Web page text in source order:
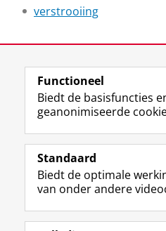
verstrooiing
View this page in:English
Volg de RUG
Studiekiezers
Functioneel
Biedt de basisfuncties
geanonimiseerde
Standaard
Biedt de optimale
van onder andere